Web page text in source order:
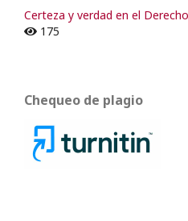
Certeza y verdad en el Derecho
175
Chequeo de plagio